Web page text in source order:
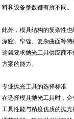
料和设备参数都有所不同。
此外，模具结构的复杂性也
深腔、窄缝、复杂曲面等
这就要求抛光工具供应商
方案的能力。
专业抛光工具的选择标准
在选择模具抛光工具时，
工具性能与精度优质的抛